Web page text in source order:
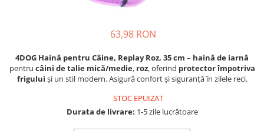
Castroane și Adapatori
Jucării Câini
Haine Câini
Pisici
63,98 RON
4DOG Haină pentru Câine, Replay Roz, 35 cm – haină de iarnă
pentru câini de talie mică/medie, roz, oferind protector împotriva
frigului și un stil modern. Asigură confort și siguranță în zilele reci.
STOC EPUIZAT
Durata de livrare: 1-5 zile lucrătoare